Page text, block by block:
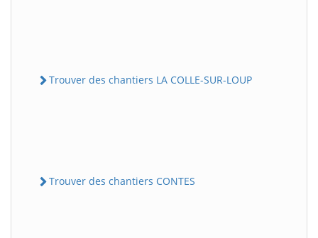
Trouver des chantiers LA COLLE-SUR-LOUP
Trouver des chantiers CONTES